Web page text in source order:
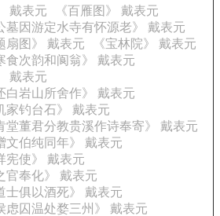
戴表元
《百雁图》 戴表元
墓因游定水寺有怀源老》 戴表元
扇图》 戴表元
《宝林院》 戴表元
食次韵和阆翁》 戴表元
戴表元
白岩山所舍作》 戴表元
家钓台石》 戴表元
堂董君分教贵溪作诗奉寄》 戴表元
文伯纯同年》 戴表元
宪使》 戴表元
官奉化》 戴表元
士俱以酒死》 戴表元
虑囚温处婺三州》 戴表元